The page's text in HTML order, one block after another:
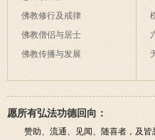
佛教修行及戒律
佛教僧侣与居士
佛教传播与发展
愿所有弘法功德回向：
赞助、流通、见闻、随喜者，及